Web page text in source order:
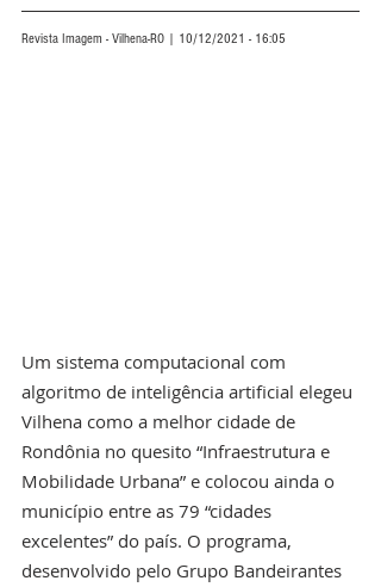
Revista Imagem - Vilhena-RO | 10/12/2021 - 16:05
Um sistema computacional com
algoritmo de inteligência artificial elegeu
Vilhena como a melhor cidade de
Rondônia no quesito “Infraestrutura e
Mobilidade Urbana” e colocou ainda o
município entre as 79 “cidades
excelentes” do país. O programa,
desenvolvido pelo Grupo Bandeirantes